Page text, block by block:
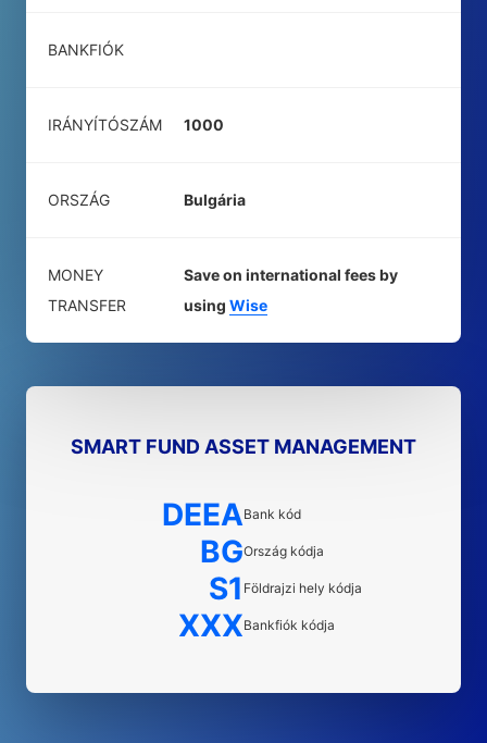
BANKFIÓK
IRÁNYÍTÓSZÁM 1000
ORSZÁG Bulgária
MONEY
TRANSFER
Save on international fees by
using Wise
SMART FUND ASSET MANAGEMENT
DEEABank kód
BGOrszág kódja
S1 Földrajzi hely kódja
XXXBankfiók kódja